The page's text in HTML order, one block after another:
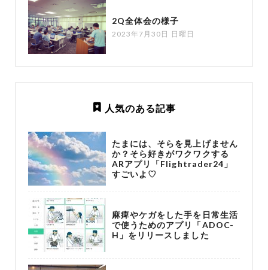
2Q全体会の様子
2023年7月30日 日曜日
人気のある記事
たまには、そらを見上げません
か？そら好きがワクワクする
ARアプリ「Flightrader24」
すごいよ♡
麻痺やケガをした手を日常生活
で使うためのアプリ「ADOC-
H」をリリースしました